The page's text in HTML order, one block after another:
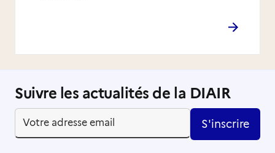
Suivre les actualités de la DIAIR
S'inscrire